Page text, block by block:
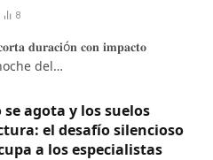
8
𝐝𝐮𝐫𝐚𝐜𝐢ó𝐧 𝐜𝐨𝐧 𝐢𝐦𝐩𝐚𝐜𝐭𝐨
del…
se agota y los suelos
el desafío silencioso
a los especialistas